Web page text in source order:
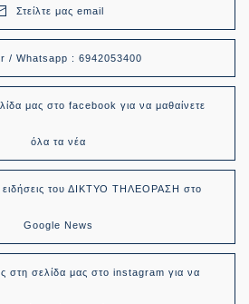
Στείλτε μας email
/ Whatsapp : 6942053400
μας στο facebook για να μαθαίνετε
όλα τα νέα
ειδήσεις του ΔΙΚΤΥΟ ΤΗΛΕΟΡΑΣΗ στο
Google News
στη σελίδα μας στο instagram για να